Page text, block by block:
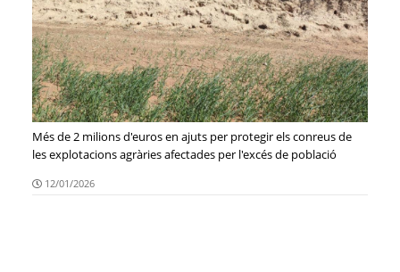
Més de 2 milions d'euros en ajuts per protegir els conreus de
les explotacions agràries afectades per l'excés de població
12/01/2026